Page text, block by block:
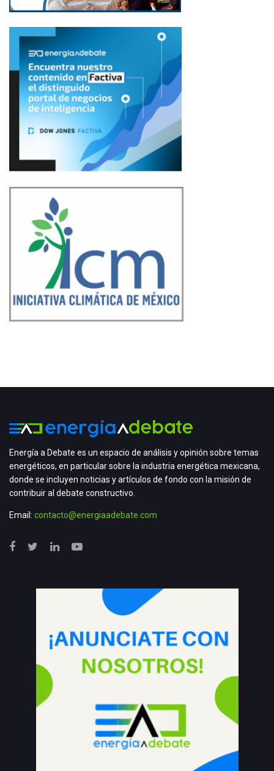
Energía a Debate es un espacio de análisis y opinión sobre temas
energéticos, en particular sobre la industria energética mexicana,
donde se incluyen noticias y artículos de fondo con la misión de
contribuir al debate constructivo.
Email: contacto@energiaadebate.com